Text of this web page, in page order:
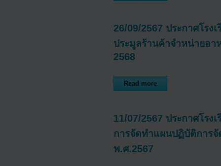
26/09/2567 ประกาศโรง
ประมูลร้านค้าจำหน่ายอา
2568
Read more
11/07/2567 ประกาศโรง
การจัดทำแผนปฏิบัติการ
พ.ศ.2567